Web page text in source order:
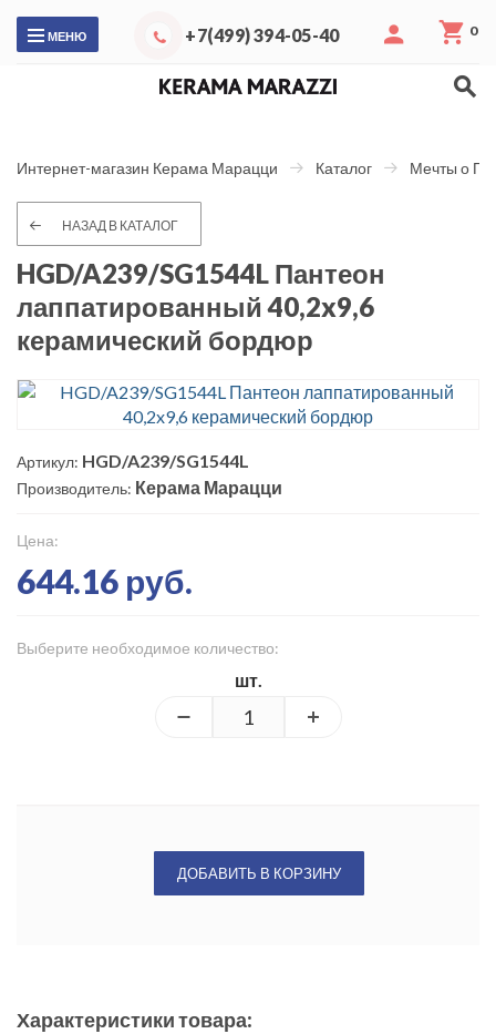
МЕНЮ +7(499) 394-05-40 0
Интернет-магазин Керама Марацци Каталог Мечты о
НАЗАД В КАТАЛОГ
HGD/A239/SG1544L Пантеон
лаппатированный 40,2x9,6
керамический бордюр
Артикул: HGD/A239/SG1544L
Производитель: Керама Марацци
Цена:
644.16 руб.
Выберите необходимое количество:
шт.
ДОБАВИТЬ В КОРЗИНУ
Характеристики товара: